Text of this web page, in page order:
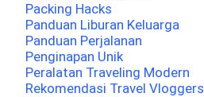
Packing Hacks
Panduan Liburan Keluarga
Panduan Perjalanan
Penginapan Unik
Peralatan Traveling Modern
Rekomendasi Travel Vloggers